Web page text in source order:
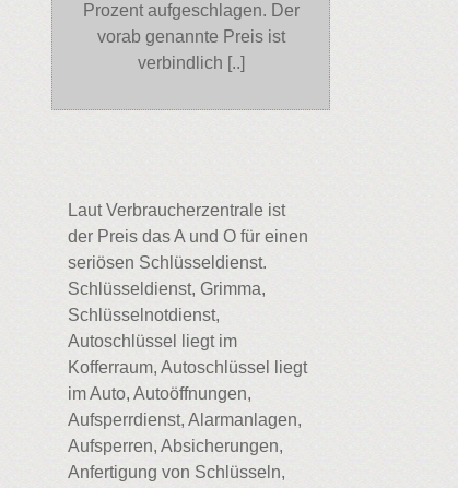
Prozent aufgeschlagen. Der
vorab genannte Preis ist
verbindlich [..]
Laut Verbraucherzentrale ist
der Preis das A und O für einen
seriösen Schlüsseldienst.
Schlüsseldienst, Grimma,
Schlüsselnotdienst,
Autoschlüssel liegt im
Kofferraum, Autoschlüssel liegt
im Auto, Autoöffnungen,
Aufsperrdienst, Alarmanlagen,
Aufsperren, Absicherungen,
Anfertigung von Schlüsseln,